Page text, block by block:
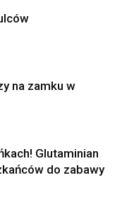
na zamku w
Glutaminian
do zabawy